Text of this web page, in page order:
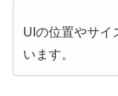
UIの位置やサイ
います。